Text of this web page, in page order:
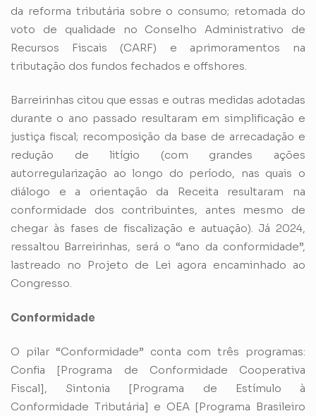
da reforma tributária sobre o consumo; retomada do
voto de qualidade no Conselho Administrativo de
Recursos Fiscais (CARF) e aprimoramentos na
tributação dos fundos fechados e offshores.
Barreirinhas citou que essas e outras medidas adotadas
durante o ano passado resultaram em simplificação e
justiça fiscal; recomposição da base de arrecadação e
redução de litígio (com grandes ações
autorregularização ao longo do período, nas quais o
diálogo e a orientação da Receita resultaram na
conformidade dos contribuintes, antes mesmo de
chegar às fases de fiscalização e autuação). Já 2024,
ressaltou Barreirinhas, será o “ano da conformidade”,
lastreado no Projeto de Lei agora encaminhado ao
Congresso.
Conformidade
O pilar “Conformidade” conta com três programas:
Confia [Programa de Conformidade Cooperativa
Fiscal], Sintonia [Programa de Estímulo à
Conformidade Tributária] e OEA [Programa Brasileiro